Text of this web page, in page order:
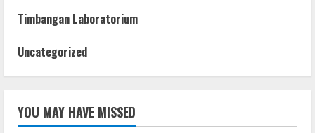
Timbangan Laboratorium
Uncategorized
YOU MAY HAVE MISSED